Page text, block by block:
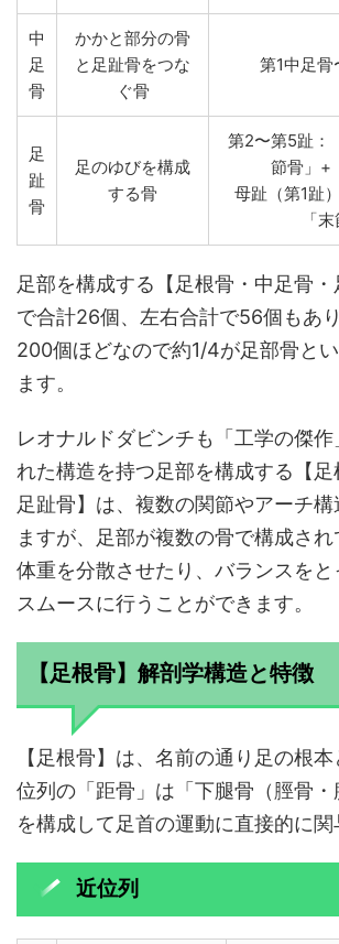
中
足
骨
かかと部分の骨
と足趾骨をつな
ぐ骨
第1中足
足
趾
骨
足のゆびを構成
する骨
第2〜第5趾：
節骨」+
母趾（第1趾
「
足部を構成する【足根骨・中足骨
で合計26個、左右合計で56個もあ
200個ほどなので約1/4が足部骨と
ます。
レオナルドダビンチも「工学の傑
れた構造を持つ足部を構成する【足
足趾骨】は、複数の関節やアーチ
ますが、足部が複数の骨で構成され
体重を分散させたり、バランスをと
スムースに行うことができます。
【足根骨】解剖学構造と特徴
【足根骨】は、名前の通り足の根
位列の「距骨」は「下腿骨（脛骨
を構成して足首の運動に直接的に関
近位列